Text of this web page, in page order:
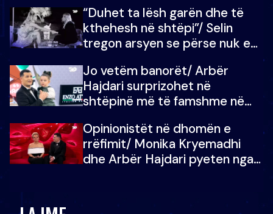
“Duhet ta lësh garën dhe të
kthehesh në shtëpi”/ Selin
tregon arsyen se përse nuk e
çoja luftën time deri në fund
Jo vetëm banorët/ Arbër
Hajdari surprizohet në
shtëpinë më të famshme në
vajzën e tij
Opinionistët në dhomën e
rrëfimit/ Monika Kryemadhi
dhe Arbër Hajdari pyeten nga